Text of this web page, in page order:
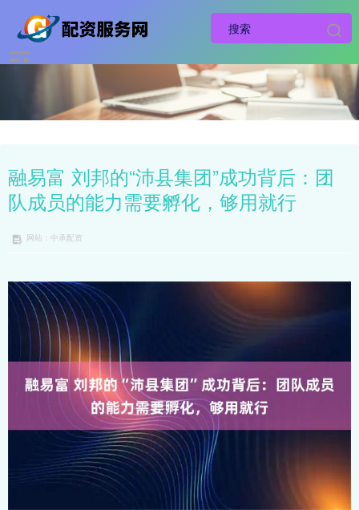
融易富 刘邦的“沛县集团”成功背后：团
队成员的能力需要孵化，够用就行
网站：中承配资